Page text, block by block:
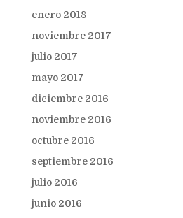
enero 2018
noviembre 2017
julio 2017
mayo 2017
diciembre 2016
noviembre 2016
octubre 2016
septiembre 2016
julio 2016
junio 2016